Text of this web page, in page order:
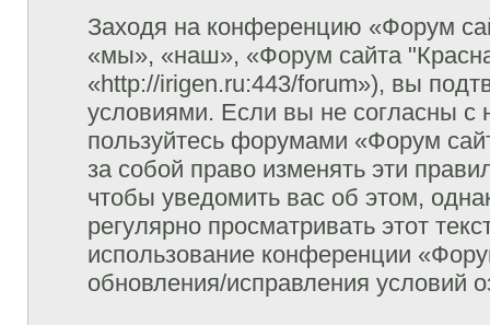
Заходя на конференцию «Форум
«мы», «наш», «Форум сайта
«http://irigen.ru:443/forum»), вы
условиями. Если вы не согласны с
пользуйтесь форумами «Форум
за собой право изменять эти
чтобы уведомить вас об этом,
регулярно просматривать этот
использование конференции
обновления/исправления условий